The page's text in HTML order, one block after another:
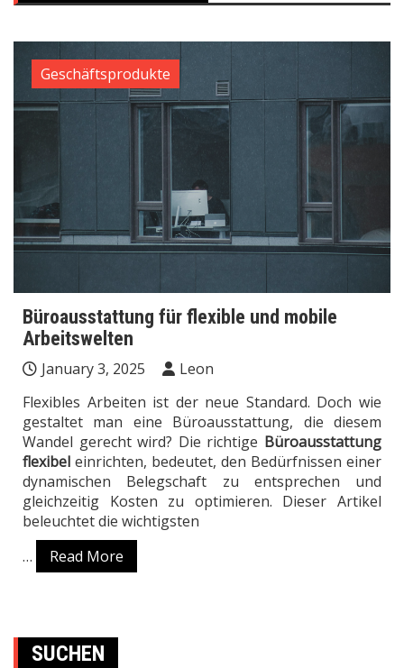
Geschäftsprodukte
Büroausstattung für flexible und mobile
Arbeitswelten
January 3, 2025
Leon
Flexibles Arbeiten ist der neue Standard. Doch wie
gestaltet man eine Büroausstattung, die diesem
Wandel gerecht wird? Die richtige Büroausstattung
flexibel einrichten, bedeutet, den Bedürfnissen einer
dynamischen Belegschaft zu entsprechen und
gleichzeitig Kosten zu optimieren. Dieser Artikel
beleuchtet die wichtigsten
…
Read More
SUCHEN